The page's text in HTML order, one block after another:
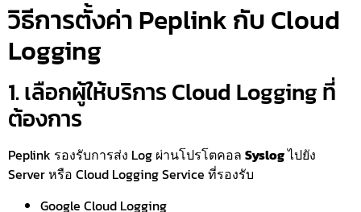
วิธีการตั้งค่า Peplink กับ Cloud
Logging
1. เลือกผู้ให้บริการ Cloud Logging ที่
ต้องการ
Peplink รองรับการส่ง Log ผ่านโปรโตคอล Syslogไปยัง
Server หรือ Cloud Logging Service ที่รองรับ
Google Cloud Logging